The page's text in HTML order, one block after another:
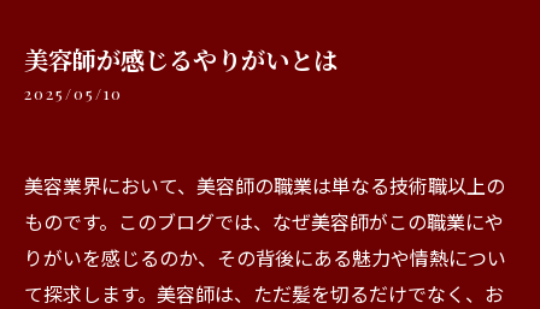
美容師が感じるやりがいとは
2025/05/10
美容業界において、美容師の職業は単なる技術職以上の
ものです。このブログでは、なぜ美容師がこの職業にや
りがいを感じるのか、その背後にある魅力や情熱につい
て探求します。美容師は、ただ髪を切るだけでなく、お